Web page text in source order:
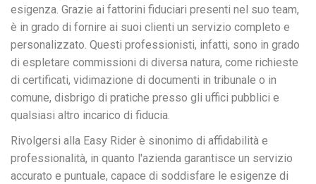
esigenza. Grazie ai fattorini fiduciari presenti nel suo team,
è in grado di fornire ai suoi clienti un servizio completo e
personalizzato. Questi professionisti, infatti, sono in grado
di espletare commissioni di diversa natura, come richieste
di certificati, vidimazione di documenti in tribunale o in
comune, disbrigo di pratiche presso gli uffici pubblici e
qualsiasi altro incarico di fiducia.
Rivolgersi alla Easy Rider è sinonimo di affidabilità e
professionalità, in quanto l'azienda garantisce un servizio
accurato e puntuale, capace di soddisfare le esigenze di